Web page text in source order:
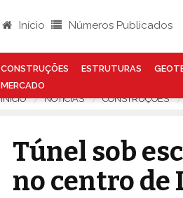
Início Números Publicados
CONSTRUÇÕES ESTRUTURAS
MERCADO
INÍCIO NOTÍCIAS CONSTRUÇÕES
Túnel sob
no centro de